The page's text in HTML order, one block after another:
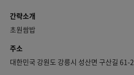
간략소개
초원쌈밥
주소
대한민국 강원도 강릉시 성산면 구산길 61-2